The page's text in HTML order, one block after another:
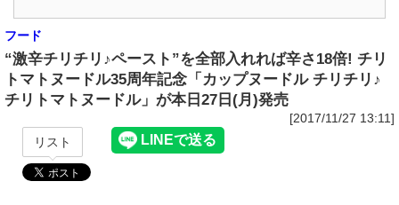
フード
“激辛チリチリ♪ペースト”を全部入れれば辛さ18倍! チリ
トマトヌードル35周年記念「カップヌードル チリチリ♪
チリトマトヌードル」が本日27日(月)発売
[2017/11/27 13:11]
リスト